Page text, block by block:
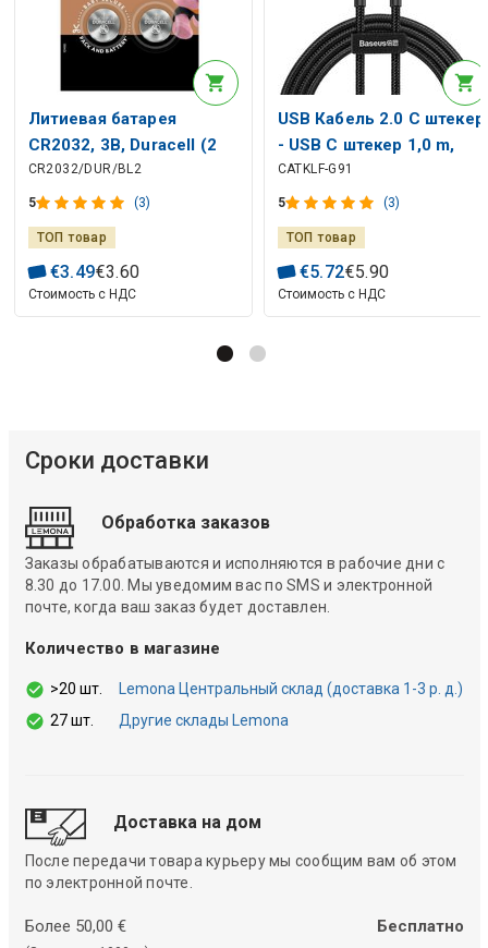
Литиевая батарея
CR2032, 3В, Duracell (2
шт. В упаковке)
CR2032/DUR/BL2
5 (3)
ТОП товар
€3.49€3.60
Стоимость с НДС
USB Кабель 2.0 C штекер
- USB C штекер 1,0 m,
нейлоновая оплётка,
Cafule BASEUS
CATKLF-G91
5 (3)
ТОП товар
€5.72€5.90
Стоимость с НДС
Сроки доставки
Обработка заказов
Заказы обрабатываются и исполняются в рабочие дни с
8.30 до 17.00. Мы уведомим вас по SMS и электронной
почте, когда ваш заказ будет доставлен.
Количество в магазине
>20 шт.
Lemona Центральный склад (доставка 1-3 р. д.)
27 шт.
Другие склады Lemona
Доставка на дом
После передачи товара курьеру мы сообщим вам об этом
по электронной почте.
Более 50,00 € Бесплатно